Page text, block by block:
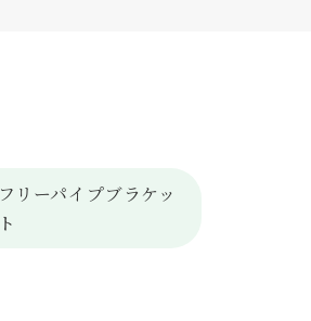
フリーパイプブラケッ
ト